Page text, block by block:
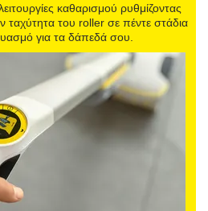
καθαρισμού ρυθμίζοντας
ταχύτητα του roller σε πέντε στάδια
για τα δάπεδά σου.